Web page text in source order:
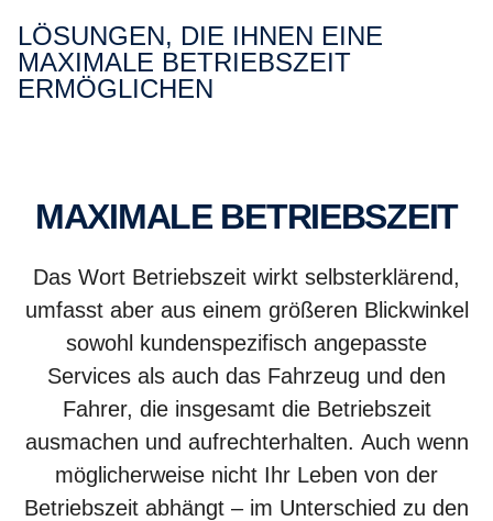
LÖSUNGEN, DIE IHNEN EINE
MAXIMALE BETRIEBSZEIT
ERMÖGLICHEN
MAXIMALE BETRIEBSZEIT
Das Wort Betriebszeit wirkt selbsterklärend,
umfasst aber aus einem größeren Blickwinkel
sowohl kundenspezifisch angepasste
Services als auch das Fahrzeug und den
Fahrer, die insgesamt die Betriebszeit
ausmachen und aufrechterhalten. Auch wenn
möglicherweise nicht Ihr Leben von der
Betriebszeit abhängt – im Unterschied zu den